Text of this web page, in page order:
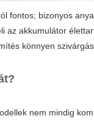
fontos; bizonyos
az akkumulátor
könnyen
nem mindig